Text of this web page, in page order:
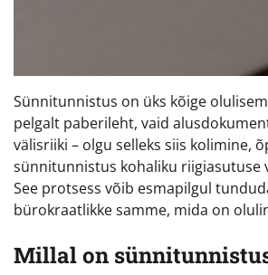
Sünnitunnistus on üks kõige
pelgalt paberileht, vaid
välisriiki – olgu selleks siis kolimine,
sünnitunnistus kohaliku riigiasutuse
See protsess võib esmapilgul
bürokraatlikke samme, mida on
Millal on